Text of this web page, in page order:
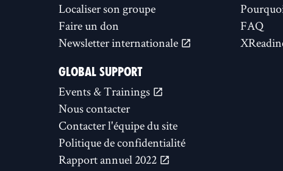
Localiser son groupe
Faire un don
Newsletter internationale
FAQ
GLOBAL SUPPORT
Events & Trainings
Nous contacter
Contacter l'équipe du site
Politique de confidentialité
Rapport annuel 2022